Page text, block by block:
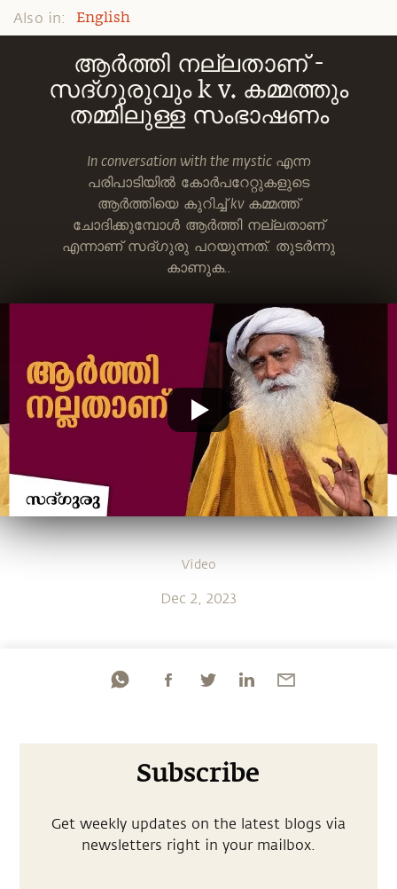
Also in: English
ആർത്തി നല്ലതാണ് -
സദ്ഗുരുവും k v. കമ്മത്തും
തമ്മിലുള്ള സംഭാഷണം
In conversation with the mystic എന്ന
പരിപാടിയിൽ കോർപറേറ്റുകളുടെ
ആർത്തിയെ കുറിച്ച് kv കമ്മത്ത്
ചോദിക്കുമ്പോൾ ആർത്തി നല്ലതാണ്
എന്നാണ് സദ്ഗുരു പറയുന്നത്. തുടർന്നു
കാണുക..
Video
Dec 2, 2023
Subscribe
Get weekly updates on the latest blogs via
newsletters right in your mailbox.